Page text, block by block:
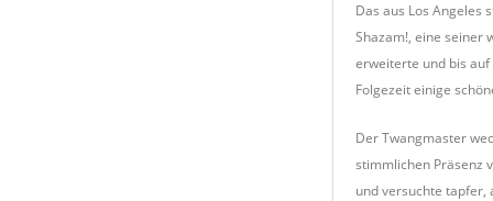
Das aus Los Angeles
Shazam!, eine seiner
erweiterte und bis auf
Folgezeit einige
Der Twangmaster
stimmlichen Präsenz
und versuchte tapfer,